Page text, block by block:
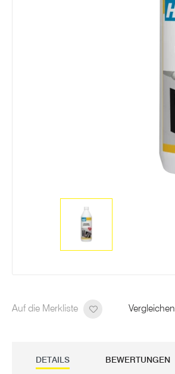
Auf die Merkliste Vergleichen
DETAILS BEWERTUNGEN